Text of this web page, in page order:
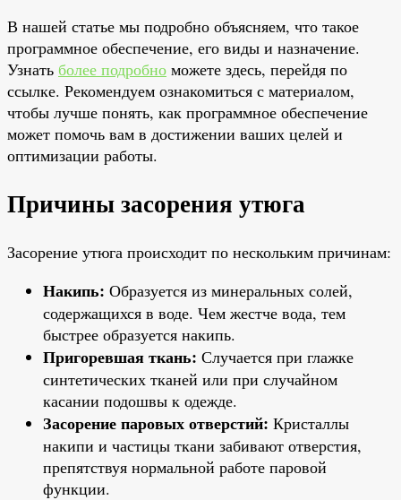
В нашей статье мы подробно объясняем, что такое
программное обеспечение, его виды и назначение.
Узнать более подробно можете здесь, перейдя по
ссылке. Рекомендуем ознакомиться с материалом,
чтобы лучше понять, как программное обеспечение
может помочь вам в достижении ваших целей и
оптимизации работы.
Причины засорения утюга
Засорение утюга происходит по нескольким причинам:
Накипь: Образуется из минеральных солей,
содержащихся в воде. Чем жестче вода, тем
быстрее образуется накипь.
Пригоревшая ткань: Случается при глажке
синтетических тканей или при случайном
касании подошвы к одежде.
Засорение паровых отверстий: Кристаллы
накипи и частицы ткани забивают отверстия,
препятствуя нормальной работе паровой
функции.